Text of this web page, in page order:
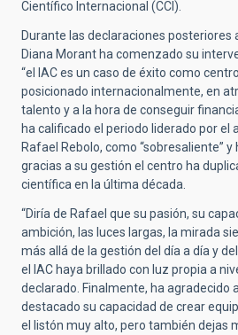
Científico Internacional (CCI).
Durante las declaraciones posteriores
Diana Morant ha comenzado su
“el IAC es un caso de éxito como
posicionado internacionalmente, en
talento y a la hora de conseguir
ha calificado el periodo liderado por el
Rafael Rebolo, como “sobresaliente”
gracias a su gestión el centro ha
científica en la última década.
“Diría de Rafael que su pasión, su
ambición, las luces largas, la mirada
más allá de la gestión del día a día y
el IAC haya brillado con luz propia a
declarado. Finalmente, ha agradecido
destacado su capacidad de crear
el listón muy alto, pero también dejas